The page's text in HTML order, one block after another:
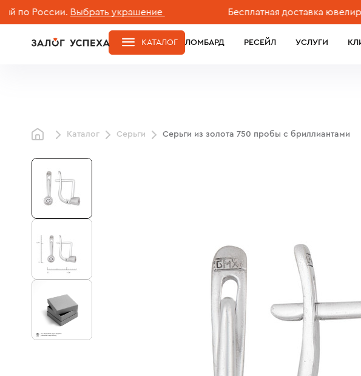
России. Выбрать украшение Бесплатная доставка ювелирных
ЛОМБАРД РЕСЕЙЛ УСЛУГИ
КАТАЛОГ
Каталог Серьги Серьги из золота 750 пробы с бриллиантами